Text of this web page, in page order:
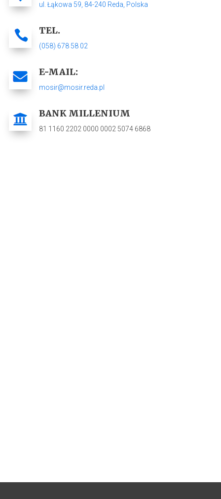
ul. Łąkowa 59, 84-240 Reda , Polska
TEL.
(058) 678 58 02
E-MAIL:
mosir@mosir.reda.pl
BANK MILLENIUM
81 1160 2202 0000 0002 5074 6868